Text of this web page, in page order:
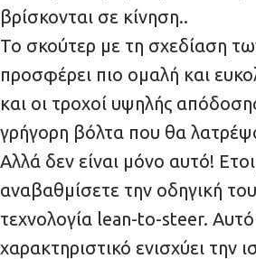
βρίσκονται σε κίνηση..
Το σκούτερ με τη σχεδίαση
προσφέρει πιο ομαλή και
και οι τροχοί υψηλής
γρήγορη βόλτα που θα
Αλλά δεν είναι μόνο αυτό!
αναβαθμίσετε την οδηγική
τεχνολογία lean-to-steer.
χαρακτηριστικό ενισχύει την